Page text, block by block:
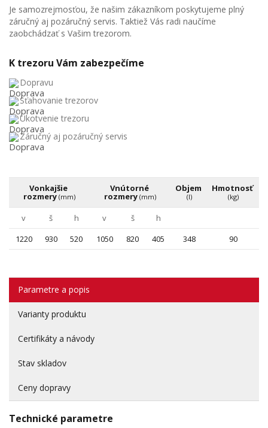
Je samozrejmosťou, že našim zákazníkom poskytujeme plný
záručný aj pozáručný servis. Taktiež Vás radi naučíme
zaobchádzať s Vašim trezorom.
K trezoru Vám zabezpečíme
Dopravu
Sťahovanie trezorov
Ukotvenie trezoru
Záručný aj pozáručný servis
Vonkajšie
rozmery (mm)
Vnútorné
rozmery (mm) (l)
Hmotnosť
(kg)
v š h v š
h
1220
930 520 1050 820 405 348 90
Parametre a popis
Varianty produktu
Certifikáty a návody
Stav skladov
Ceny dopravy
Technické parametre